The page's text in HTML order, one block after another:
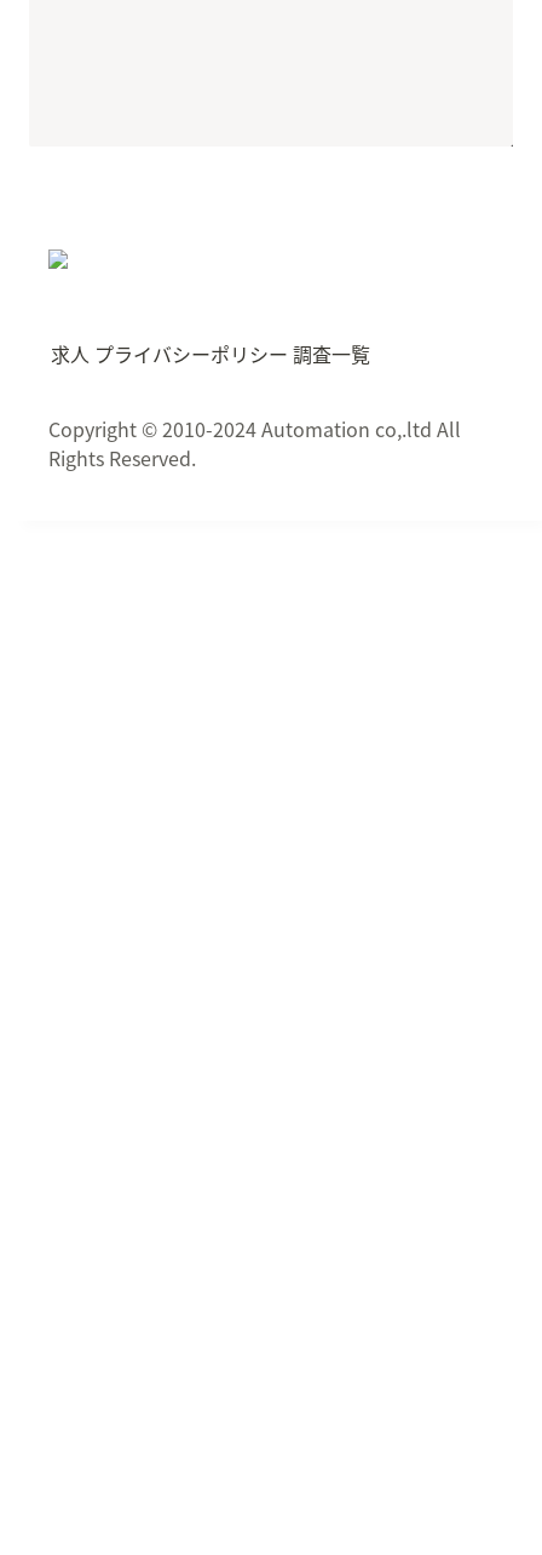
求人 プライバシーポリシー 調査一覧
Copyright © 2010-2024 Automation co,.ltd All
Rights Reserved.